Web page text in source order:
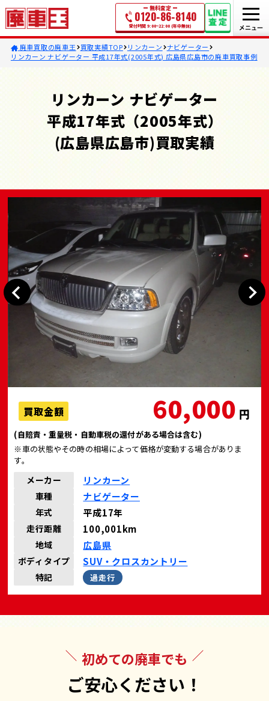
無料査定
0120-86-8140
受付時間 9:00~22:00 (年中無休)
廃車買取の廃車王 買取実績TOP リンカーン ナビゲーター
リンカーン ナビゲーター 平成17年式(2005年式) 広島県広島市の廃車買取事例
リンカーン ナビゲーター
平成17年式（2005年式）
(広島県広島市)買取実績
買取金額 60,000 円
(自賠責・重量税・自動車税の還付がある場合は含む)
※車の状態やその時の相場によって価格が変動する場合がありま
す。
メーカー リンカーン
車種 ナビゲーター
年式 平成17年
走行距離 100,001km
地域 広島県
ボディタイプ SUV・クロスカントリー
特記 過走行
初めての廃車でも
ご安心ください！